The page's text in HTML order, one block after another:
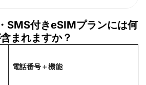
SMS付きeSIMプランには何
まれますか？
電話番号＋機能